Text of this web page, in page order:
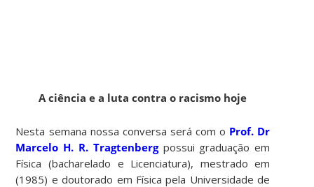
A ciência e a luta contra o racismo hoje
Nesta semana nossa conversa será com o Prof. Dr
Marcelo H. R. Tragtenbergpossui graduação em
Física (bacharelado e Licenciatura), mestrado em
(1985) e doutorado em Física pela Universidade de